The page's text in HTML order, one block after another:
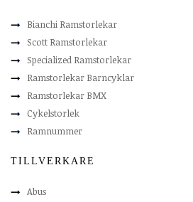
Bianchi Ramstorlekar
Scott Ramstorlekar
Specialized Ramstorlekar
Ramstorlekar Barncyklar
Ramstorlekar BMX
Cykelstorlek
Ramnummer
TILLVERKARE
Abus